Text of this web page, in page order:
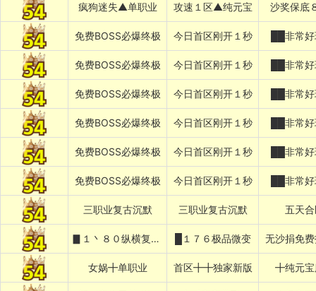
疯狗迷失▲单职业 攻速１区▲纯元宝 沙奖保底
免费BOSS必爆终极 今日首区刚开１秒 ██非常
免费BOSS必爆终极 今日首区刚开１秒 ██非常
免费BOSS必爆终极 今日首区刚开１秒 ██非常
免费BOSS必爆终极 今日首区刚开１秒 ██非常
免费BOSS必爆终极 今日首区刚开１秒 ██非常
免费BOSS必爆终极 今日首区刚开１秒 ██非常
三职业复古沉默 三职业复古沉默 五天
▊１丶８０纵横复古▊ █１７６极品微变 无沙捐免
女娲╋单职业 首区╋╋独家新版 ╋纯元